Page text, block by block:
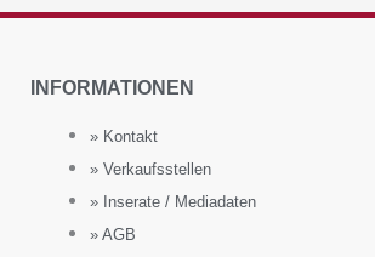
INFORMATIONEN
» Kontakt
» Verkaufsstellen
» Inserate / Mediadaten
» AGB